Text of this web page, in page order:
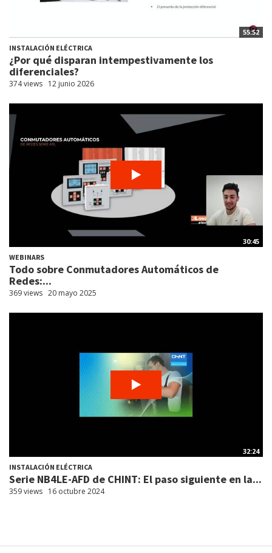
55:52
INSTALACIÓN ELÉCTRICA
¿Por qué disparan intempestivamente los
diferenciales?
374 views 12 junio 2026
30:45
WEBINARS
Todo sobre Conmutadores Automáticos de
Redes:...
369 views 20 mayo 2025
32:24
INSTALACIÓN ELÉCTRICA
Serie NB4LE-AFD de CHINT: El paso siguiente en la...
359 views 16 octubre 2024